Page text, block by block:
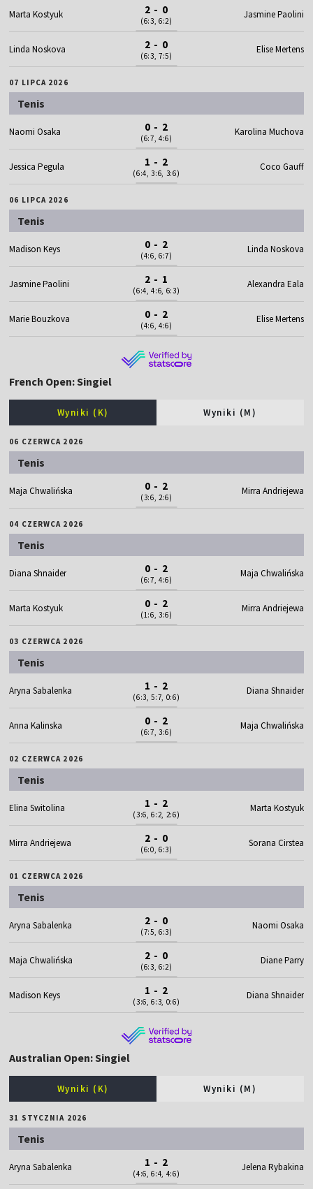
Marta Kostyuk 2 - 0
(6:3, 6:2)
Jasmine Paolini
Linda Noskova 2 - 0
(6:3, 7:5)
Elise Mertens
07 LIPCA 2026
Tenis
Naomi Osaka 0 - 2
(6:7, 4:6)
Karolina Muchova
Jessica Pegula 1 - 2
(6:4, 3:6, 3:6)
Coco Gauff
06 LIPCA 2026
Tenis
Madison Keys 0 - 2
(4:6, 6:7)
Linda Noskova
Jasmine Paolini 2 - 1
(6:4, 4:6, 6:3)
Alexandra Eala
Marie Bouzkova 0 - 2
(4:6, 4:6)
Elise Mertens
French Open: Singiel
Wyniki (K) Wyniki (M)
06 CZERWCA 2026
Tenis
Maja Chwalińska 0 - 2
(3:6, 2:6)
Mirra Andriejewa
04 CZERWCA 2026
Tenis
Diana Shnaider 0 - 2
(6:7, 4:6)
Maja Chwalińska
Marta Kostyuk 0 - 2
(1:6, 3:6)
Mirra Andriejewa
03 CZERWCA 2026
Tenis
Aryna Sabalenka 1 - 2
(6:3, 5:7, 0:6)
Diana Shnaider
Anna Kalinska 0 - 2
(6:7, 3:6)
Maja Chwalińska
02 CZERWCA 2026
Tenis
Elina Switolina 1 - 2
(3:6, 6:2, 2:6)
Marta Kostyuk
Mirra Andriejewa 2 - 0
(6:0, 6:3)
Sorana Cirstea
01 CZERWCA 2026
Tenis
Aryna Sabalenka 2 - 0
(7:5, 6:3)
Naomi Osaka
Maja Chwalińska 2 - 0
(6:3, 6:2)
Diane Parry
Madison Keys 1 - 2
(3:6, 6:3, 0:6)
Diana Shnaider
Australian Open: Singiel
Wyniki (K) Wyniki (M)
31 STYCZNIA 2026
Tenis
Aryna Sabalenka 1 - 2
(4:6, 6:4, 4:6)
Jelena Rybakina